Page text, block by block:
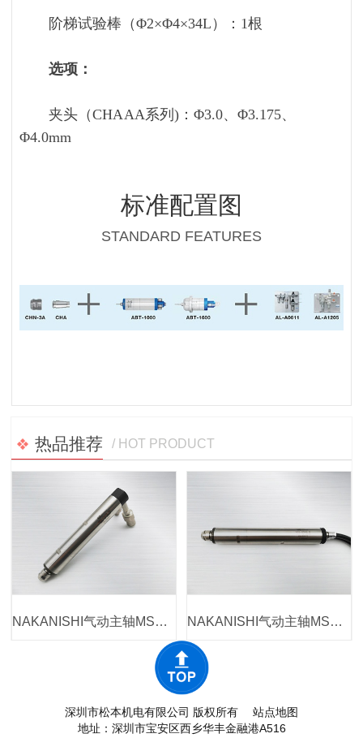
阶梯试验棒（Φ2×Φ4×34L）：1根
选项：
夹头（CHA AA系列)：Φ3.0、Φ3.175、
Φ4.0mm
标准配置图
STANDARD FEATURES
热品推荐 / HOT PRODUCT
NAKANISHI气动主轴MSS-2008RA NAKANISHI气动主轴MSS-2506R
深圳市松本机电有限公司 版权所有 站点地图
地址：深圳市宝安区西乡华丰金融港A516